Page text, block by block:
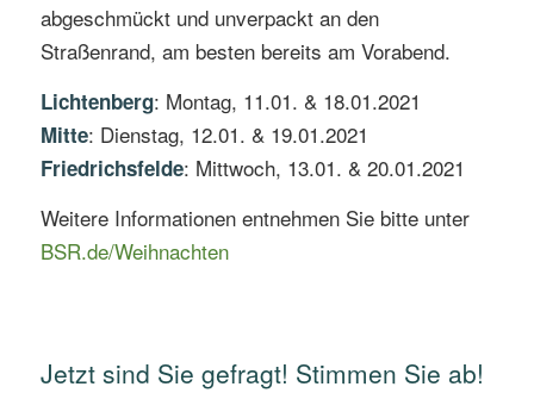
abgeschmückt und unverpackt an den
Straßenrand, am besten bereits am Vorabend.
Lichtenberg: Montag, 11.01. & 18.01.2021
Mitte: Dienstag, 12.01. & 19.01.2021
Friedrichsfelde: Mittwoch, 13.01. & 20.01.2021
Weitere Informationen entnehmen Sie bitte unter
BSR.de/Weihnachten
Jetzt sind Sie gefragt! Stimmen Sie ab!